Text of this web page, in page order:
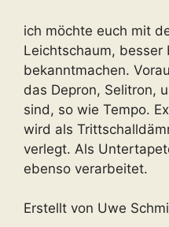
ich möchte euch mit
Leichtschaum, besser
bekanntmachen.
das Depron, Selitron,
sind, so wie Tempo.
wird als
verlegt. Als
ebenso verarbeitet.
Erstellt von Uwe